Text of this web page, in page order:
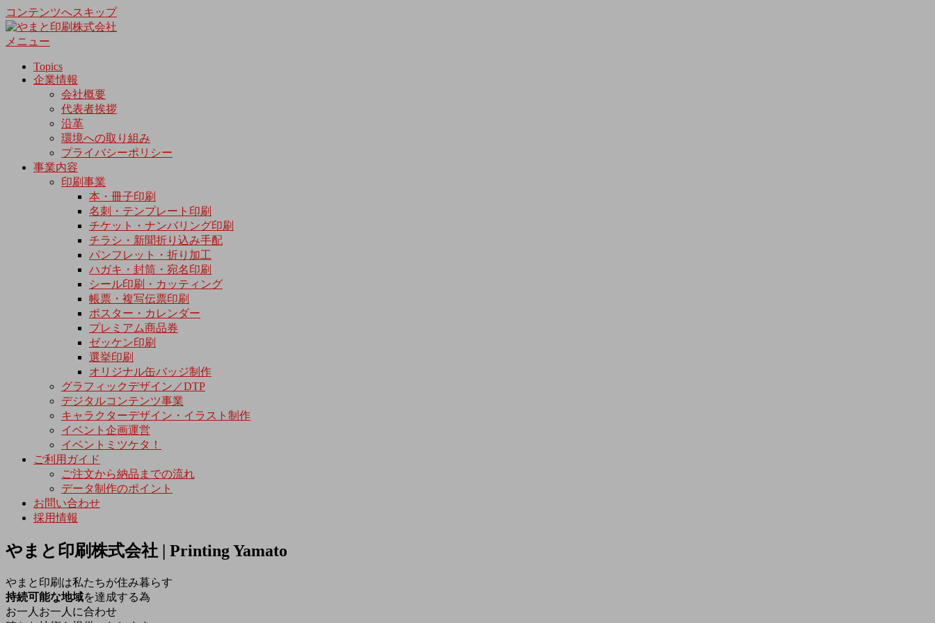
コンテンツへスキップ
メニュー
Topics
企業情報
会社概要
代表者挨拶
沿革
環境への取り組み
プライバシーポリシー
事業内容
印刷事業
本・冊子印刷
名刺・テンプレート印刷
チケット・ナンバリング印刷
チラシ・新聞折り込み手配
パンフレット・折り加工
ハガキ・封筒・宛名印刷
シール印刷・カッティング
帳票・複写伝票印刷
ポスター・カレンダー
プレミアム商品券
ゼッケン印刷
選挙印刷
オリジナル缶バッジ制作
グラフィックデザイン／DTP
デジタルコンテンツ事業
キャラクターデザイン・イラスト制作
イベント企画運営
イベントミツケタ！
ご利用ガイド
ご注文から納品までの流れ
データ制作のポイント
お問い合わせ
採用情報
やまと印刷株式会社 | Printing Yamato
やまと印刷は私たちが住み暮らす
持続可能な地域を達成する為
お一人お一人に合わせ